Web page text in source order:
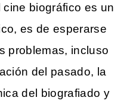
biográfico es un
es de esperarse
problemas, incluso
del pasado, la
del biografiado y